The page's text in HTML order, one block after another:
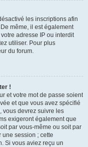
les inscriptions afin
même, il est également
adresse IP ou interdit
utiliser. Pour plus
du forum.
!
et votre mot de passe soient
et que vous avez spécifié
vous devrez suivre les
exigeront également que
par vous-même ou soit par
session ; cette
Si vous aviez reçu un